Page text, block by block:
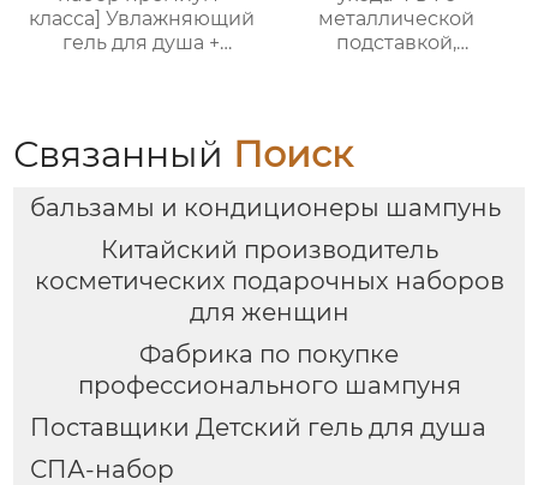
класса] Увлажняющий
гель для душа +
подарочная коробка,
праздничный
нанесения логотипа
металлической
подставкой,
Связанный Поиск
бальзамы и кондиционеры шампунь
Китайский производитель
косметических подарочных наборов
для женщин
Фабрика по покупке
профессионального шампуня
Поставщики Детский гель для душа
СПА-набор